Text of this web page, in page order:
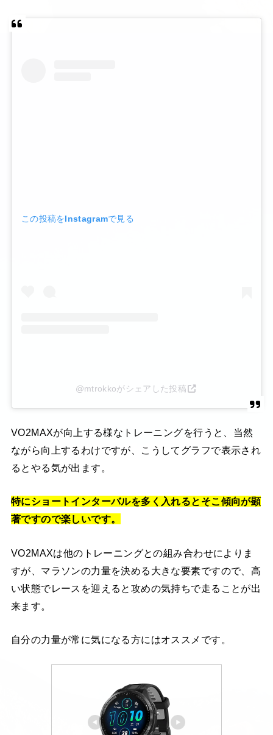
この投稿をInstagramで見る
@mtrokkoがシェアした投稿
VO2MAXが向上する様なトレーニングを行うと、当然
ながら向上するわけですが、こうしてグラフで表示され
るとやる気が出ます。
特にショートインターバルを多く入れるとそこ傾向が顕
著ですので楽しいです。
VO2MAXは他のトレーニングとの組み合わせによりま
すが、マラソンの力量を決める大きな要素ですので、高
い状態でレースを迎えると攻めの気持ちで走ることが出
来ます。
自分の力量が常に気になる方にはオススメです。